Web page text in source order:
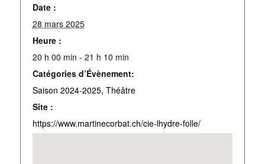
Date :
28 mars 2025
Heure :
20 h 00 min - 21 h 10 min
Catégories d’Évènement:
Saison 2024-2025, Théâtre
Site :
https://www.martinecorbat.ch/cie-lhydre-folle/